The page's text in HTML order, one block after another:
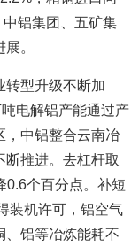
铝集团、五矿集
。
转型升级不断加
电解铝产能通过产
，中铝整合云南冶
断推进。去杠杆取
0.6个百分点。补短
装机许可，铝空气
、铝等冶炼能耗不